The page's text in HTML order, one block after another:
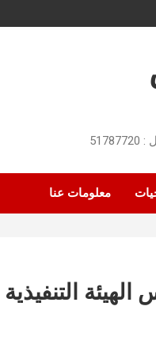
معلومات عنا
الهيئة